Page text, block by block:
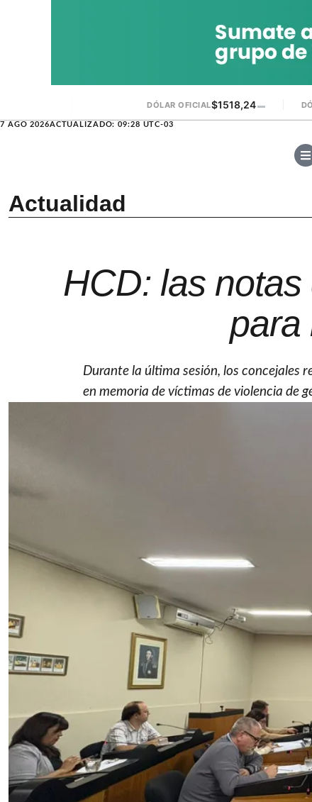
DÓLAR OFICIAL$1518,24▬
7 AGO 2026ACTUALIZADO: 09:28 UTC-03
Actualidad
HCD: las
para
Durante la última sesión, los concejales
en memoria de víctimas de violencia de